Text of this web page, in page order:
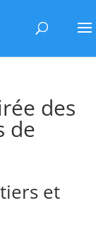
des
de
et